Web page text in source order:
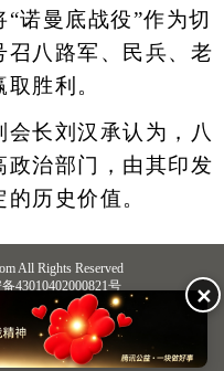
诺曼底战役”作为切
召八路军、民兵、老
胜利。
长刘汉承认为，八
政治部门，由其印发
历史价值。
All Rights Reserved
43010402000821号
市互联网违法和不良信息举报中心
（微信同号）
15116420702
✕